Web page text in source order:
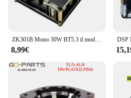
8,99€